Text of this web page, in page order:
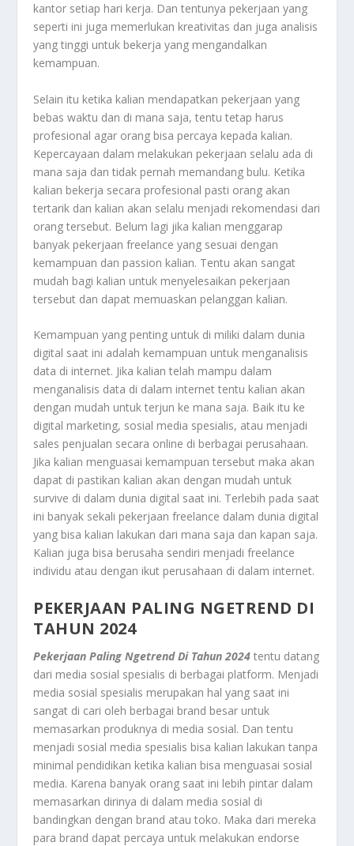
kantor setiap hari kerja. Dan tentunya pekerjaan yang
seperti ini juga memerlukan kreativitas dan juga analisis
yang tinggi untuk bekerja yang mengandalkan
kemampuan.
Selain itu ketika kalian mendapatkan pekerjaan yang
bebas waktu dan di mana saja, tentu tetap harus
profesional agar orang bisa percaya kepada kalian.
Kepercayaan dalam melakukan pekerjaan selalu ada di
mana saja dan tidak pernah memandang bulu. Ketika
kalian bekerja secara profesional pasti orang akan
tertarik dan kalian akan selalu menjadi rekomendasi dari
orang tersebut. Belum lagi jika kalian menggarap
banyak pekerjaan freelance yang sesuai dengan
kemampuan dan passion kalian. Tentu akan sangat
mudah bagi kalian untuk menyelesaikan pekerjaan
tersebut dan dapat memuaskan pelanggan kalian.
Kemampuan yang penting untuk di miliki dalam dunia
digital saat ini adalah kemampuan untuk menganalisis
data di internet. Jika kalian telah mampu dalam
menganalisis data di dalam internet tentu kalian akan
dengan mudah untuk terjun ke mana saja. Baik itu ke
digital marketing, sosial media spesialis, atau menjadi
sales penjualan secara online di berbagai perusahaan.
Jika kalian menguasai kemampuan tersebut maka akan
dapat di pastikan kalian akan dengan mudah untuk
survive di dalam dunia digital saat ini. Terlebih pada saat
ini banyak sekali pekerjaan freelance dalam dunia digital
yang bisa kalian lakukan dari mana saja dan kapan saja.
Kalian juga bisa berusaha sendiri menjadi freelance
individu atau dengan ikut perusahaan di dalam internet.
PEKERJAAN PALING NGETREND DI
TAHUN 2024
Pekerjaan Paling Ngetrend Di Tahun 2024tentu datang
dari media sosial spesialis di berbagai platform. Menjadi
media sosial spesialis merupakan hal yang saat ini
sangat di cari oleh berbagai brand besar untuk
memasarkan produknya di media sosial. Dan tentu
menjadi sosial media spesialis bisa kalian lakukan tanpa
minimal pendidikan ketika kalian bisa menguasai sosial
media. Karena banyak orang saat ini lebih pintar dalam
memasarkan dirinya di dalam media sosial di
bandingkan dengan brand atau toko. Maka dari mereka
para brand dapat percaya untuk melakukan endorse